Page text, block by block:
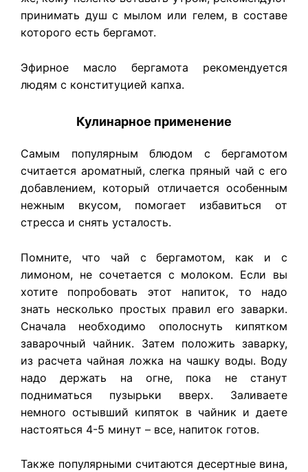
принимать душ с мылом или гелем, в составе
которого есть бергамот.
Эфирное масло бергамота рекомендуется
людям с конституцией капха.
Кулинарное применение
Самым популярным блюдом с бергамотом
считается ароматный, слегка пряный чай с его
добавлением, который отличается особенным
нежным вкусом, помогает избавиться от
стресса и снять усталость.
Помните, что чай с бергамотом, как и с
лимоном, не сочетается с молоком. Если вы
хотите попробовать этот напиток, то надо
знать несколько простых правил его заварки.
Сначала необходимо ополоснуть кипятком
заварочный чайник. Затем положить заварку,
из расчета чайная ложка на чашку воды. Воду
надо держать на огне, пока не станут
подниматься пузырьки вверх. Заливаете
немного остывший кипяток в чайник и даете
настояться 4-5 минут – все, напиток готов.
Также популярными считаются десертные вина,